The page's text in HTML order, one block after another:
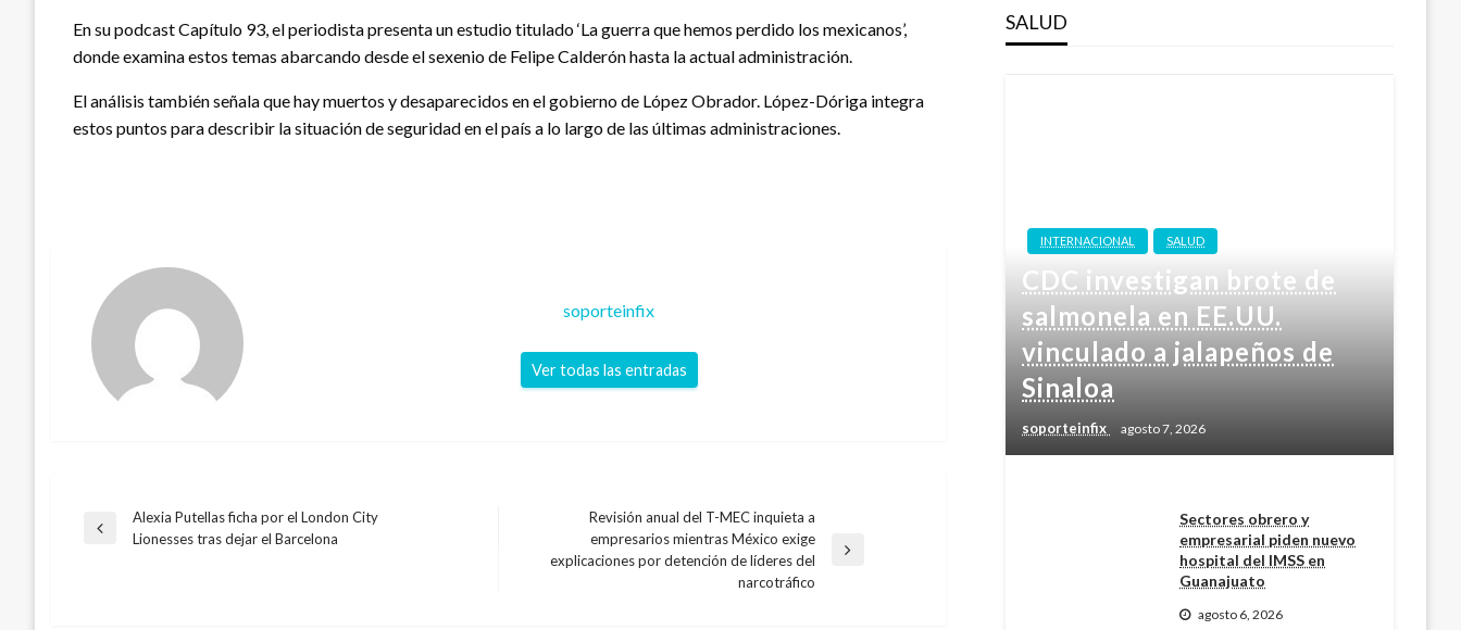
En su podcast Capítulo 93, el periodista presenta un estudio titulado ‘La guerra que hemos perdido los mexicanos’,
donde examina estos temas abarcando desde el sexenio de Felipe Calderón hasta la actual administración.
El análisis también señala que hay muertos y desaparecidos en el gobierno de López Obrador. López-Dóriga integra
estos puntos para describir la situación de seguridad en el país a lo largo de las últimas administraciones.
soporteinfix
Ver todas las entradas
Navegación
Entrada
Alexia Putellas ficha por el London City
Lionesses tras dejar el Barcelona
Entrada
Revisión anual del T-MEC inquieta a
empresarios mientras México exige
explicaciones por detención de líderes del
narcotráfico
SALUD
INTERNACIONAL SALUD
CDC investigan brote de
salmonela en EE.UU.
vinculado a jalapeños de
Sinaloa
soporteinfix agosto 7, 2026
Sectores obrero y
empresarial piden nuevo
hospital del IMSS en
Guanajuato
agosto 6, 2026